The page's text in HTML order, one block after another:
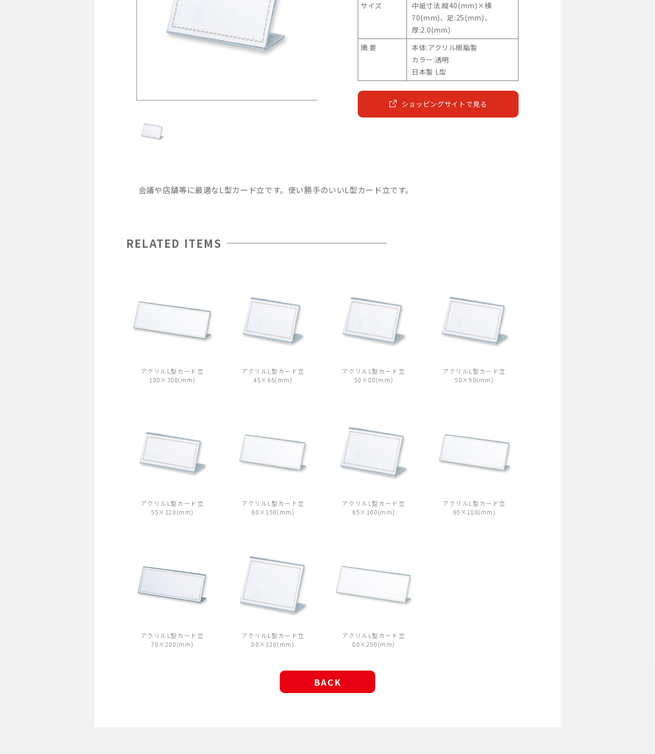
サイズ
中紙寸法:縦40(mm)×横
70(mm)、足:25(mm)、
厚:2.0(mm)
摘 要
本体:アクリル樹脂製
カラー:透明
日本製 L型
ショッピングサイトで見る
会議や店舗等に最適なL型カード立です。使い勝手のいいL型カード立です。
RELATED ITEMS
アクリルL型カード立
100×300(mm)
アクリルL型カード立
45×65(mm)
アクリルL型カード立
50×80(mm)
アクリルL型カード立
50×90(mm)
アクリルL型カード立
55×120(mm)
アクリルL型カード立
60×150(mm)
アクリルL型カード立
65×100(mm)
アクリルL型カード立
65×180(mm)
アクリルL型カード立
70×200(mm)
アクリルL型カード立
80×120(mm)
アクリルL型カード立
80×250(mm)
BACK